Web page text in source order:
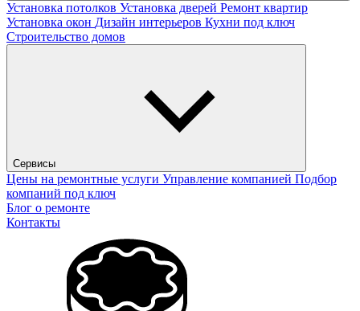
Установка потолков Установка дверей Ремонт квартир
Установка окон Дизайн интерьеров Кухни под ключ
Строительство домов
Сервисы
Цены на ремонтные услуги Управление компанией Подбор
компаний под ключ
Блог о ремонте
Контакты